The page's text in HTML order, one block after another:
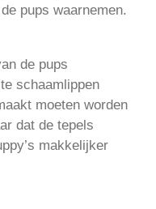
pups waarnemen.
de pups
schaamlippen
moeten worden
dat de tepels
makkelijker